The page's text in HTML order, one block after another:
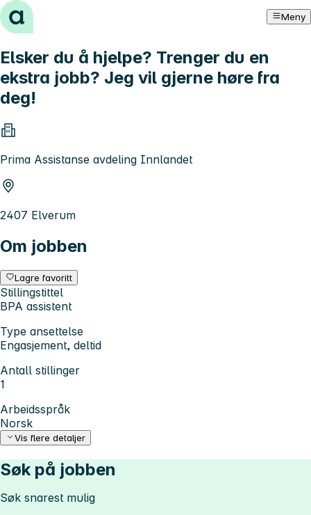
Hopp til innhold Meny
Elsker du å hjelpe? Trenger du en
ekstra jobb? Jeg vil gjerne høre fra
deg!
Prima Assistanse avdeling Innlandet
2407 Elverum
Om jobben
Lagre favoritt
Stillingstittel
BPA assistent
Type ansettelse
Engasjement, deltid
Antall stillinger
1
Arbeidsspråk
Norsk
Vis flere detaljer
Søk på jobben
Søk snarest mulig